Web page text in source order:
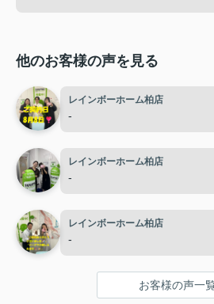
他のお客様の声を見る
レインボーホーム柏店
-
レインボーホーム柏店
-
レインボーホーム柏店
-
お客様の声一